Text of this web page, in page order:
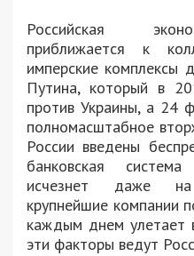
Российская
приближается к
имперские комплексы
Путина, который в
против Украины, а 24
полномасштабное
России введены
банковская
исчезнет даже на
крупнейшие компании
каждым днем улетает
эти факторы ведут